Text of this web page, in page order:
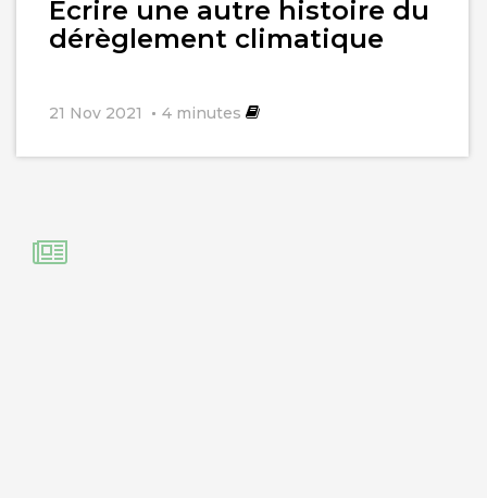
Écrire une autre histoire du
dérèglement climatique
21 Nov 2021 4 minutes